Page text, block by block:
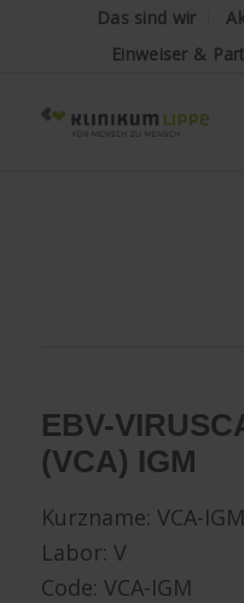
Das sind wir
Einweiser &
EBV-
(VCA) IGM
Kurzname: VCA-IGM
Labor: V
Code: VCA-IGM